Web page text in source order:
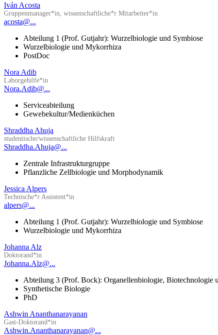
Iván Acosta
Gruppenmanager*in, wissenschaftliche*r Mitarbeiter*in
acosta@...
Abteilung 1 (Prof. Gutjahr): Wurzelbiologie und Symbiose
Wurzelbiologie und Mykorrhiza
PostDoc
Nora Adib
Laborgehilfe*in
Nora.Adib@...
Serviceabteilung
Gewebekultur/Medienküchen
Shraddha Ahuja
studentische/wissenschaftliche Hilfskraft
Shraddha.Ahuja@...
Zentrale Infrastrukturgruppe
Pflanzliche Zellbiologie und Morphodynamik
Jessica Alpers
Technische*r Assistent*in
alpers@...
Abteilung 1 (Prof. Gutjahr): Wurzelbiologie und Symbiose
Wurzelbiologie und Mykorrhiza
Johanna Alz
Doktorand*in
Johanna.Alz@...
Abteilung 3 (Prof. Bock): Organellenbiologie, Biotechnologie
Synthetische Biologie
PhD
Ashwin Ananthanarayanan
Gast-Doktorand*in
Ashwin.Ananthanarayanan@...